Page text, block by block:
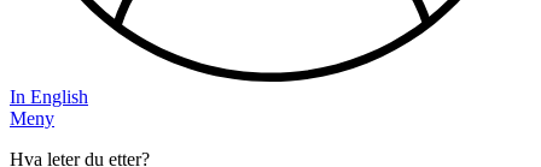
In English
Meny
Hva leter du etter?